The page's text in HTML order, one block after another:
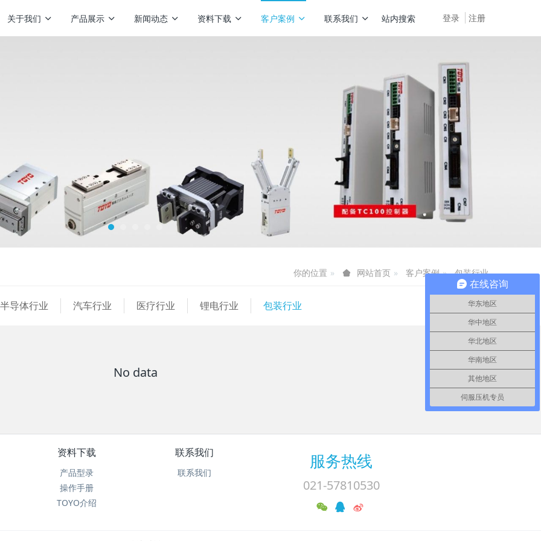
登录 注册
关于我们 产品展示 新闻动态 资料下载 客户案例 联系我们 站内搜索
你的位置 网站首页 客户案例 包装行业
半导体行业 汽车行业 医疗行业 锂电行业 包装行业
No data
资料下载
产品型录
操作手册
TOYO介绍
联系我们
联系我们
服务热线
021-57810530
在线咨询
华东地区
华中地区
华北地区
华南地区
其他地区
伺服压机专员